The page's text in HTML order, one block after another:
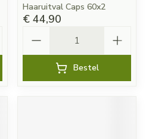
Haaruitval Caps 60x2
€ 44,90
Bestel